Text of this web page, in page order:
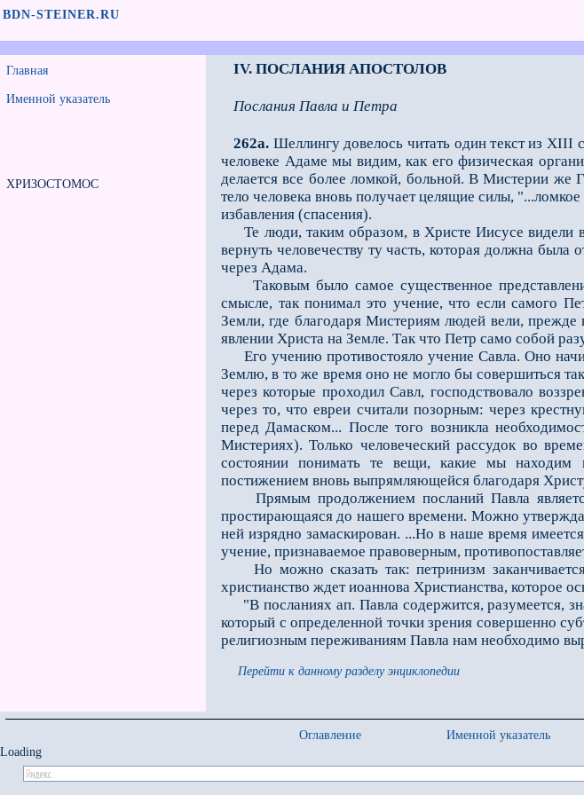
BDN-STEINER.RU
Главная
Именной указатель
ХРИЗОСТОМОС
IV. ПОСЛАНИЯ АПОСТОЛОВ
Послания Павла и Петра
262a. Шеллингу довелось читать один текст из
человеке Адаме мы видим, как его физическая
делается все более ломкой, больной. В Мистерии
тело человека вновь получает целящие силы,
избавления (спасения).
Те люди, таким образом, в Христе Иисусе видели в
вернуть человечеству ту часть, которая должна была
через Адама.
Таковым было самое существенное
смысле, так понимал это учение, что если самого
Земли, где благодаря Мистериям людей вели,
явлении Христа на Земле. Так что Петр само собой
Его учению противостояло учение Савла. Оно
Землю, в то же время оно не могло бы совершиться
через которые проходил Савл, господствовало
через то, что евреи считали позорным: через
перед Дамаском... После того возникла
Мистериях). Только человеческий рассудок во
состоянии понимать те вещи, какие мы находим
постижением вновь выпрямляющейся благодаря
Прямым продолжением посланий Павла является
простирающаяся до нашего времени. Можно
ней изрядно замаскирован. ...Но в наше время
учение, признаваемое правоверным,
Но можно сказать так: петринизм
христианство ждет иоаннова Христианства, которое
"В посланиях ап. Павла содержится, разумеется,
который с определенной точки зрения совершенно
религиозным переживаниям Павла нам необходимо
Перейти к данному разделу энциклопедии
Оглавление Именной указатель
Loading